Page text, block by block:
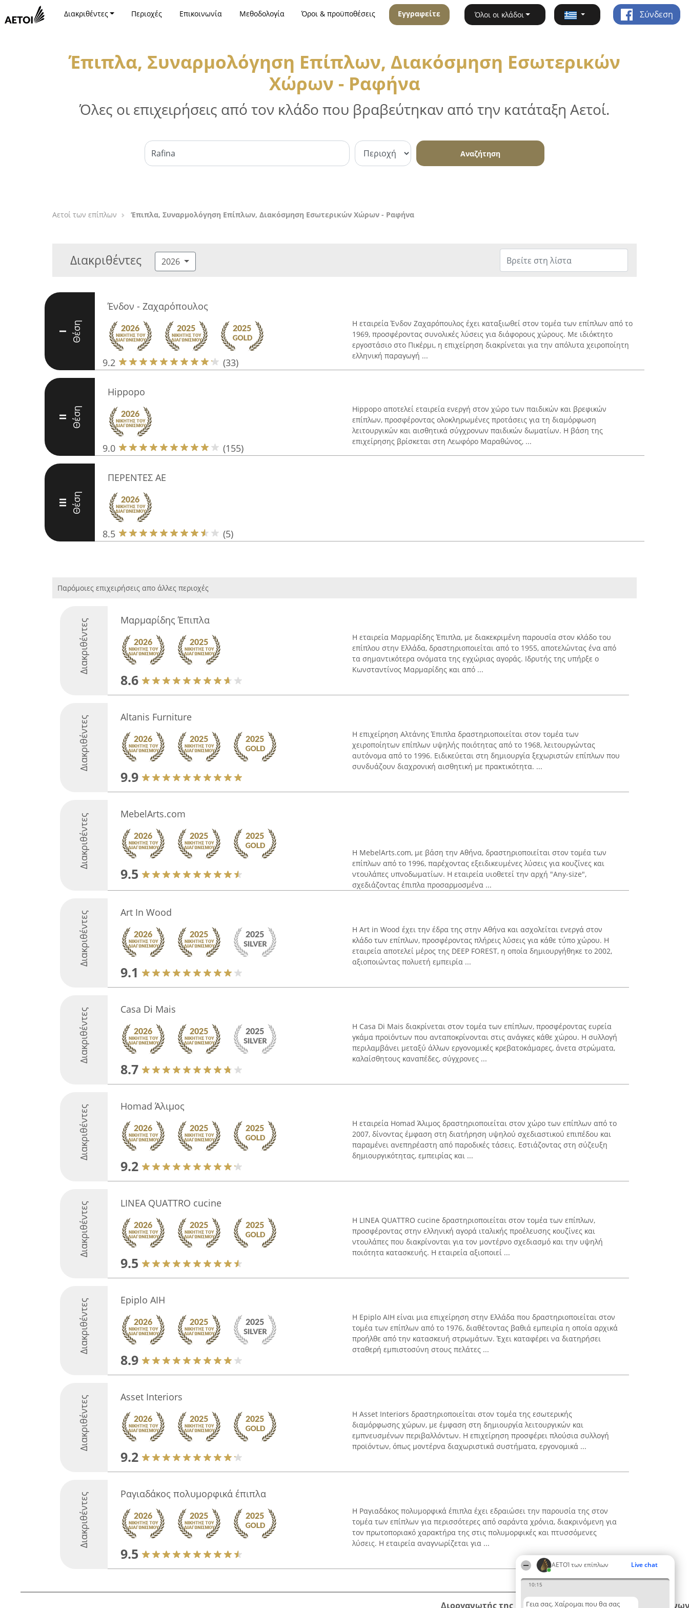
ΑΕΤΟΊ των επίπλων Live chat
10:15
Γεια σας. Χαίρομαι που θα σας
Διακριθέντες Περιοχές Επικοινωνία Μεθοδολογία Όροι & προϋποθέσεις Εγγραφείτε Όλοι οι κλάδοι Σύνδεση
Έπιπλα, Συναρμολόγηση Επίπλων, Διακόσμηση Εσωτερικών
Χώρων - Ραφήνα
Όλες οι επιχειρήσεις από τον κλάδο που βραβεύτηκαν από την κατάταξη Αετοί.
Αναζήτηση
Αετοί των επίπλων Έπιπλα, Συναρμολόγηση Επίπλων, Διακόσμηση Εσωτερικών Χώρων - Ραφήνα
Διακριθέντες 2026
I Θέση
Ένδον - Ζαχαρόπουλος
9.2 (33)
Η εταιρεία Ένδον Ζαχαρόπουλος έχει καταξιωθεί στον τομέα των επίπλων από το
1969, προσφέροντας συνολικές λύσεις για διάφορους χώρους. Με ιδιόκτητο
εργοστάσιο στο Πικέρμι, η επιχείρηση διακρίνεται για την απόλυτα χειροποίητη
ελληνική παραγωγή ...
II Θέση
Hippopo
9.0 (155)
Hippopo αποτελεί εταιρεία ενεργή στον χώρο των παιδικών και βρεφικών
επίπλων, προσφέροντας ολοκληρωμένες προτάσεις για τη διαμόρφωση
λειτουργικών και αισθητικά σύγχρονων παιδικών δωματίων. Η βάση της
επιχείρησης βρίσκεται στη Λεωφόρο Μαραθώνος, ...
III Θέση
ΠΕΡΕΝΤΕΣ ΑΕ
8.5 (5)
Παρόμοιες επιχειρήσεις απο άλλες περιοχές
Διακριθέντες Μαρμαρίδης Έπιπλα
8.6
Η εταιρεία Μαρμαρίδης Έπιπλα, με διακεκριμένη παρουσία στον κλάδο του
επίπλου στην Ελλάδα, δραστηριοποιείται από το 1955, αποτελώντας ένα από
τα σημαντικότερα ονόματα της εγχώριας αγοράς. Ιδρυτής της υπήρξε ο
Κωνσταντίνος Μαρμαρίδης και από ...
Διακριθέντες Altanis Furniture
9.9
Η επιχείρηση Αλτάνης Έπιπλα δραστηριοποιείται στον τομέα των
χειροποίητων επίπλων υψηλής ποιότητας από το 1968, λειτουργώντας
αυτόνομα από το 1996. Ειδικεύεται στη δημιουργία ξεχωριστών επίπλων που
συνδυάζουν διαχρονική αισθητική με πρακτικότητα. ...
Διακριθέντες MebelArts.com
9.5
Η MebelArts.com, με βάση την Αθήνα, δραστηριοποιείται στον τομέα των
επίπλων από το 1996, παρέχοντας εξειδικευμένες λύσεις για κουζίνες και
ντουλάπες υπνοδωματίων. Η εταιρεία υιοθετεί την αρχή "Any-size",
σχεδιάζοντας έπιπλα προσαρμοσμένα ...
Διακριθέντες Art In Wood
9.1
Η Art in Wood έχει την έδρα της στην Αθήνα και ασχολείται ενεργά στον
κλάδο των επίπλων, προσφέροντας πλήρεις λύσεις για κάθε τύπο χώρου. Η
εταιρεία αποτελεί μέρος της DEEP FOREST, η οποία δημιουργήθηκε το 2002,
αξιοποιώντας πολυετή εμπειρία ...
Διακριθέντες Casa Di Mais
8.7
Η Casa Di Mais διακρίνεται στον τομέα των επίπλων, προσφέροντας ευρεία
γκάμα προϊόντων που ανταποκρίνονται στις ανάγκες κάθε χώρου. Η συλλογή
περιλαμβάνει μεταξύ άλλων εργονομικές κρεβατοκάμαρες, άνετα στρώματα,
καλαίσθητους καναπέδες, σύγχρονες ...
Διακριθέντες Homad Άλιμος
9.2
Η εταιρεία Homad Άλιμος δραστηριοποιείται στον χώρο των επίπλων από το
2007, δίνοντας έμφαση στη διατήρηση υψηλού σχεδιαστικού επιπέδου και
παραμένει ανεπηρέαστη από παροδικές τάσεις. Εστιάζοντας στη σύζευξη
δημιουργικότητας, εμπειρίας και ...
Διακριθέντες LINEA QUATTRO cucine
9.5
Η LINEA QUATTRO cucine δραστηριοποιείται στον τομέα των επίπλων,
προσφέροντας στην ελληνική αγορά ιταλικής προέλευσης κουζίνες και
ντουλάπες που διακρίνονται για τον μοντέρνο σχεδιασμό και την υψηλή
ποιότητα κατασκευής. Η εταιρεία αξιοποιεί ...
Διακριθέντες Epiplo AIH
8.9
Η Epiplo AIH είναι μια επιχείρηση στην Ελλάδα που δραστηριοποιείται στον
τομέα των επίπλων από το 1976, διαθέτοντας βαθιά εμπειρία η οποία αρχικά
προήλθε από την κατασκευή στρωμάτων. Έχει καταφέρει να διατηρήσει
σταθερή εμπιστοσύνη στους πελάτες ...
Διακριθέντες Αsset Ιnteriors
9.2
Η Asset Interiors δραστηριοποιείται στον τομέα της εσωτερικής
διαμόρφωσης χώρων, με έμφαση στη δημιουργία λειτουργικών και
εμπνευσμένων περιβαλλόντων. Η επιχείρηση προσφέρει πλούσια συλλογή
προϊόντων, όπως μοντέρνα διαχωριστικά συστήματα, εργονομικά ...
Διακριθέντες Ραγιαδάκος πολυμορφικά έπιπλα
9.5
Η Ραγιαδάκος πολυμορφικά έπιπλα έχει εδραιώσει την παρουσία της στον
τομέα των επίπλων για περισσότερες από σαράντα χρόνια, διακρινόμενη για
τον πρωτοποριακό χαρακτήρα της στις πολυμορφικές και πτυσσόμενες
λύσεις. Η εταιρεία αναγνωρίζεται για ...
Διοργανωτής της κατάταξης Κατάταξη